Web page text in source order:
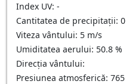
Index UV: -
Cantitatea de precipitații: 0
Viteza vântului: 5 m/s
Umiditatea aerului: 50.8 %
Direcția vântului:
Presiunea atmosferică: 765